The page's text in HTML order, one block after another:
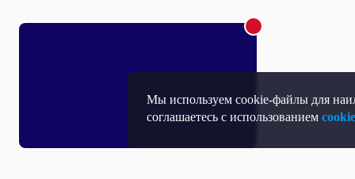
Мы используем cookie-файлы для
соглашаетесь с использованием